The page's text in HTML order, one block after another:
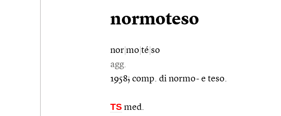
normoteso
nor mo té so
agg.
1958; comp. di normo- e teso.
TS med.